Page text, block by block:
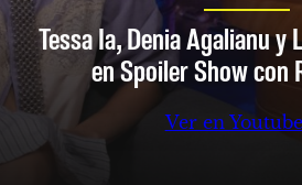
Tessa Ia, Denia Agalianu y
en Spoiler Show con
Ver en Youtube